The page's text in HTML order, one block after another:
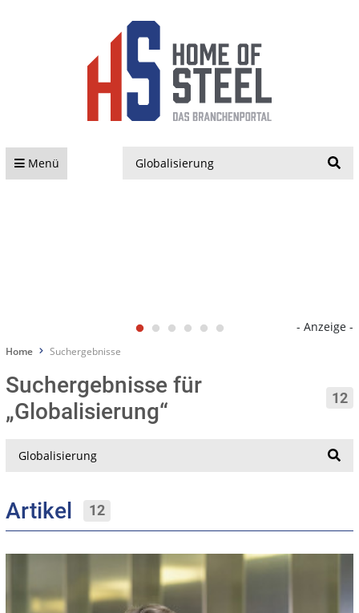
Menü
- Anzeige -
Home Suchergebnisse
Suchergebnisse für
„Globalisierung“
12
Artikel 12